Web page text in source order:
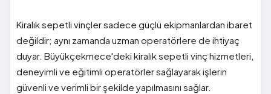
Kiralık sepetli vinçler sadece güçlü ekipmanlardan ibaret
değildir; aynı zamanda uzman operatörlere de ihtiyaç
duyar. Büyükçekmece'deki kiralık sepetli vinç hizmetleri,
deneyimli ve eğitimli operatörler sağlayarak işlerin
güvenli ve verimli bir şekilde yapılmasını sağlar.